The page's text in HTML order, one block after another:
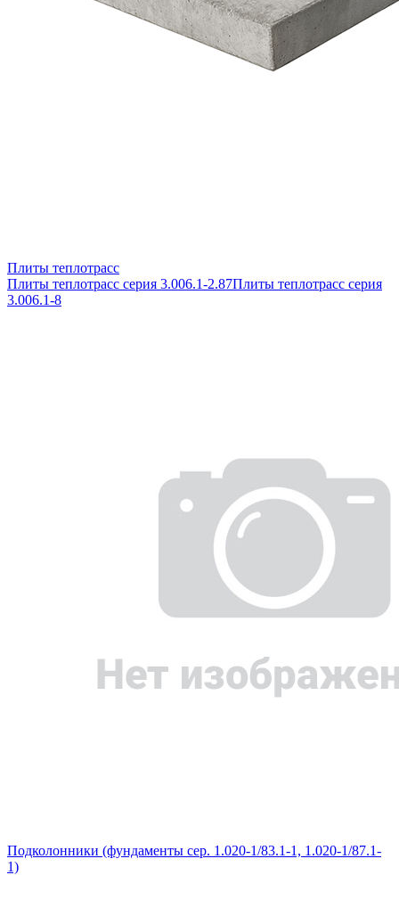
Плиты теплотрасс
Плиты теплотрасс серия 3.006.1-2.87Плиты теплотрасс серия
3.006.1-8
Подколонники (фундаменты сер. 1.020-1/83.1-1, 1.020-1/87.1-
1)